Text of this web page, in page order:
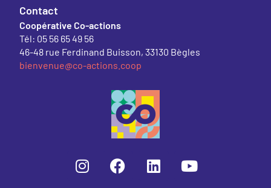
Contact
Coopérative Co-actions
Tél: 05 56 65 49 56
46-48 rue Ferdinand Buisson, 33130 Bègles
bienvenue@co-actions.coop